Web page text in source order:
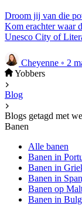
Droom jij van die
Kom erachter waar
Unesco City of
Cheyenne ◦ 2
Yobbers
Blog
Blogs getagd met
Banen
Alle banen
Banen in
Banen in
Banen in
Banen op
Banen in